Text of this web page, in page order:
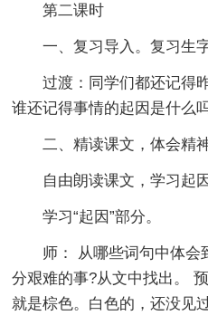
第二课时
一、复习导入。复习生
过渡：同学们都还记得
谁还记得事情的起因是什么
二、精读课文，体会精神
自由朗读课文，学习起因
学习“起因”部分。
师： 从哪些词句中体会
分艰难的事?从文中找出。
就是棕色。白色的，还没见过